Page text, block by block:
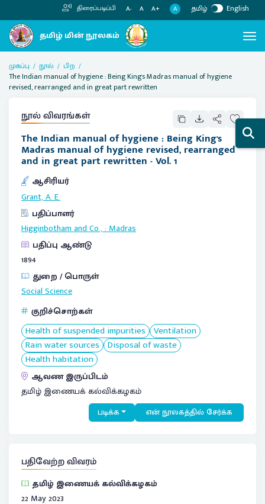
திரைப்படிப்பி A- A A+ A தமிழ் English
முகப்பு நூல்
பிற
The Indian manual of hygiene : Being King's Madras manual of hygiene
revised, rearranged and in great part rewritten
நூல் விவரங்கள்
The Indian manual of hygiene : Being King's
Madras manual of hygiene revised, rearranged
and in great part rewritten - Vol. 1
ஆசிரியர்
Grant, A. E.
பதிப்பாளர்
Higginbotham and Co.,:Madras
பதிப்பு ஆண்டு
1894
துறை / பொருள்
Social Science
குறிச்சொற்கள்
Health of suspended impurities Ventilation
Rain water sources Disposal of waste
Health habitation
ஆவண இருப்பிடம்
தமிழ் இணையக் கல்விக்கழகம்
படிக்க என் நூலகத்தில் சேர்க்க
பதிவேற்ற விவரம்
தமிழ் இணையக் கல்விக்கழகம்
22 May 2023